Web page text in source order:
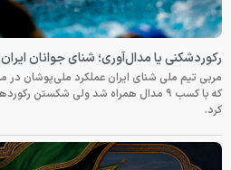
رکوردشکنی یا مدال‌آوری؛ شنای جوانان
مربی تیم ملی شنای ایران عملکرد ملی‌پوشان در
که با کسب ۹ مدال همراه شد ولی شکستن
کرد.